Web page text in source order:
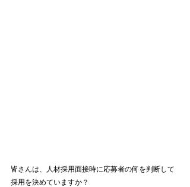
皆さんは、人材採用面接時に応募者の何を判断して
採用を決めていますか？